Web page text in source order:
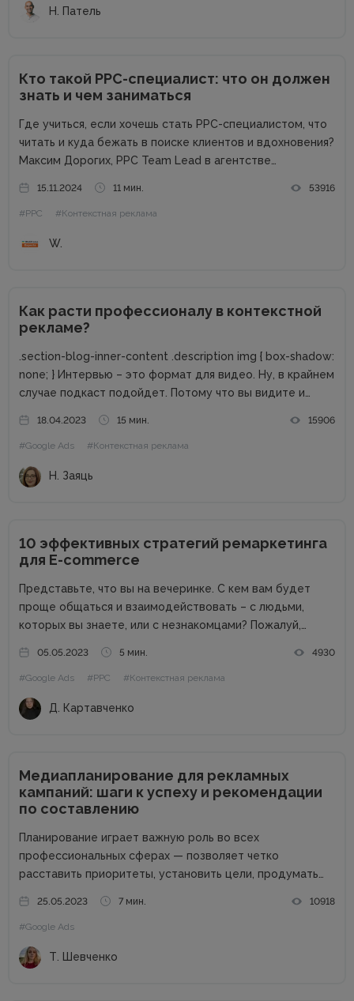
Н. Патель
Кто такой PPC-специалист: что он должен
знать и чем заниматься
Где учиться, если хочешь стать РРС-специалистом, что
читать и куда бежать в поиске клиентов и вдохновения?
Максим Дорогих, РРС Team Lead в агентстве
рассказал о профессии специалиста по контекстной
рекламе и дал ответы...
15.11.2024 11 мин. 53916
#PPC #Контекстная реклама
W.
Как расти профессионалу в контекстной
рекламе?
.section-blog-inner-content .description img { box-shadow:
none; } Интервью – это формат для видео. Ну, в крайнем
случае подкаст подойдет. Потому что вы видите и
(вопрос-ответ) не смущает и не утомляет. Поэтому,
чтобы представить...
18.04.2023 15 мин. 15906
#Google Ads #Контекстная реклама
Н. Заяць
10 эффективных стратегий ремаркетинга
для E-commerce
Представьте, что вы на вечеринке. С кем вам будет
проще общаться и взаимодействовать – с людьми,
которых вы знаете, или с незнакомцами? Пожалуй,
ситуация и с вашими клиентами. Если люди уже знакомы
с...
05.05.2023 5 мин. 4930
#Google Ads #PPC #Контекстная реклама
Д. Картавченко
Медиапланирование для рекламных
кампаний: шаги к успеху и рекомендации
по составлению
Планирование играет важную роль во всех
профессиональных сферах — позволяет четко
расставить приоритеты, установить цели, продумать
при внедрении рекламной стратегии. Чтобы получить
100% эффективности рекламной кампании (РК), нужно
верно распределить бюджет, оценить...
25.05.2023 7 мин. 10918
#Google Ads
Т. Шевченко